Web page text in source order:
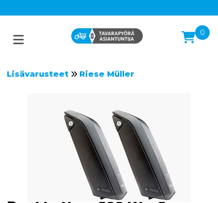
0
Lisävarusteet Riese Müller